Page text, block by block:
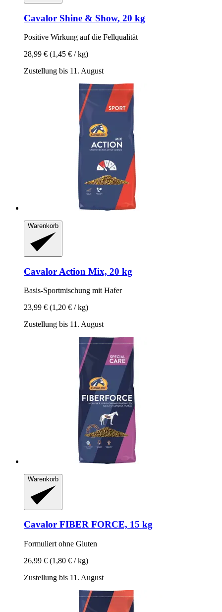
Cavalor Shine & Show, 20 kg
Positive Wirkung auf die Fellqualität
28,99 € (1,45 € / kg)
Zustellung bis 11. August
Warenkorb
Cavalor Action Mix, 20 kg
Basis-​Sportmischung mit Hafer
23,99 € (1,20 € / kg)
Zustellung bis 11. August
Warenkorb
Cavalor FIBER FORCE, 15 kg
Formuliert ohne Gluten
26,99 € (1,80 € / kg)
Zustellung bis 11. August